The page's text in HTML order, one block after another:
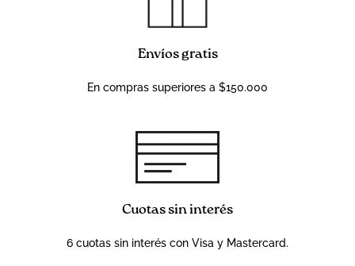
Envíos gratis
En compras superiores a $150.000
Cuotas sin interés
6 cuotas sin interés con Visa y Mastercard.